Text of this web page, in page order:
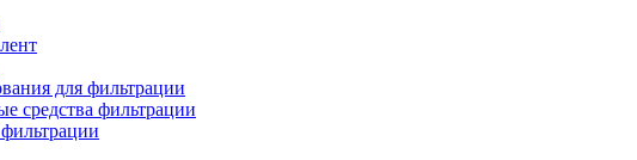
для фильтрации
средства фильтрации